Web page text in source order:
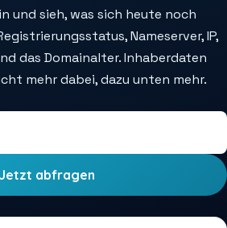
und sieh, was sich heute noch
Nameserver, IP,
das Domainalter. Inhaberdaten
mehr dabei, dazu unten mehr.
Jetzt abfragen